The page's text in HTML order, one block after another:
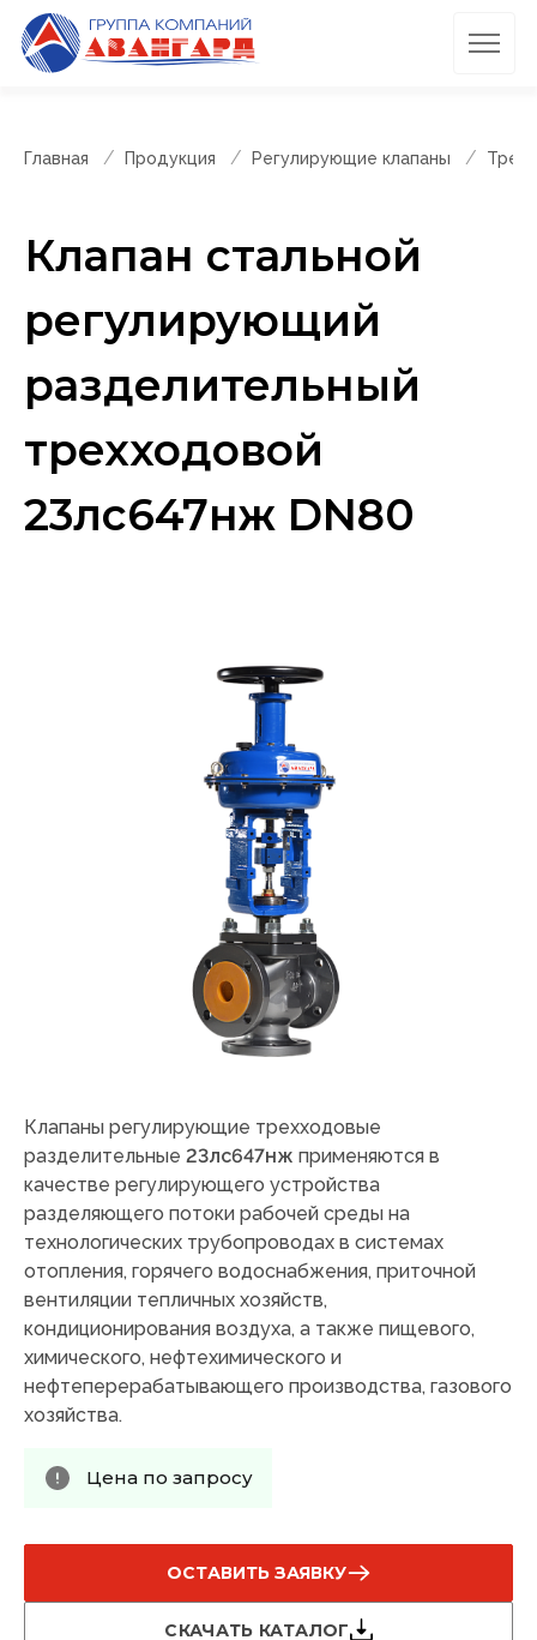
Главная Продукция Регулирующие клапаны
Клапан стальной
регулирующий
разделительный
трехходовой
23лс647нж DN80
Клапаны регулирующие трехходовые
разделительные 23лс647нж применяются в
качестве регулирующего устройства
разделяющего потоки рабочей среды на
технологических трубопроводах в системах
отопления, горячего водоснабжения, приточной
вентиляции тепличных хозяйств,
кондиционирования воздуха, а также пищевого,
химического, нефтехимического и
нефтеперерабатывающего производства, газового
хозяйства.
Цена по запросу
ОСТАВИТЬ ЗАЯВКУ
СКАЧАТЬ КАТАЛОГ